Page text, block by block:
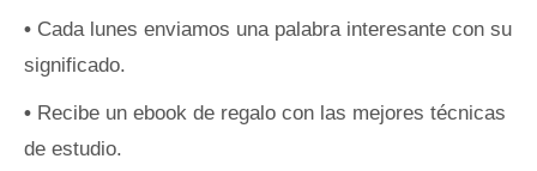
• Cada lunes enviamos una palabra interesante con su
significado.
• Recibe un ebook de regalo con las mejores técnicas
de estudio.